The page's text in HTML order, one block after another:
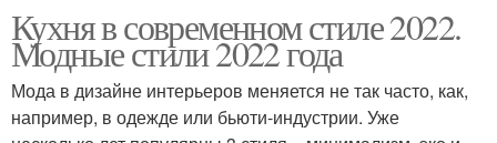
Кухня в современном стиле 2022.
Модные стили 2022 года
Мода в дизайне интерьеров меняется не так часто, как,
например, в одежде или бьюти-индустрии. Уже